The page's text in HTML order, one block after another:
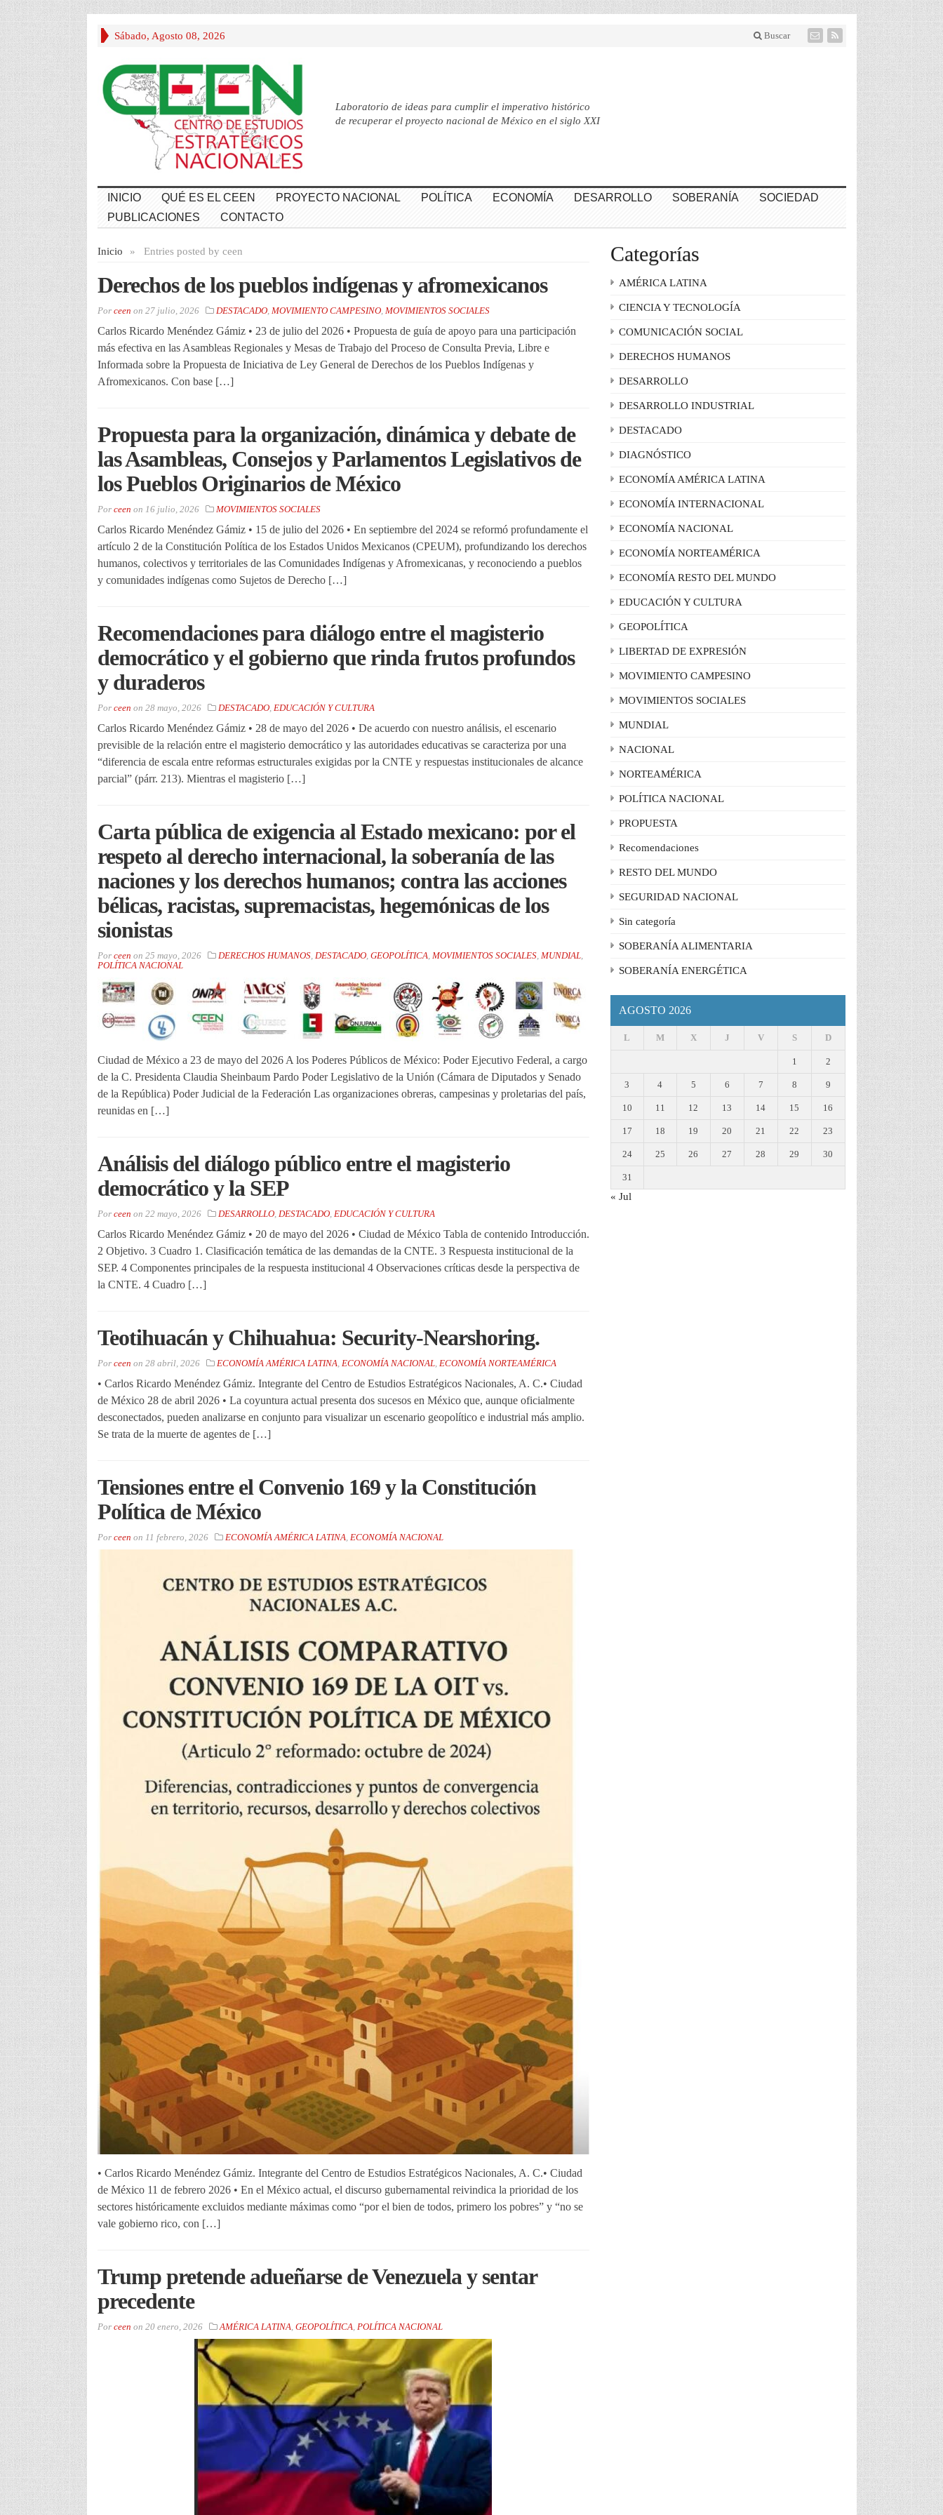
Sábado, Agosto 08, 2026 Buscar
Laboratorio de ideas para cumplir el imperativo histórico
de recuperar el proyecto nacional de México en el siglo XXI
INICIO QUÉ ES EL CEEN PROYECTO NACIONAL POLÍTICA ECONOMÍA DESARROLLO SOBERANÍA
SOCIEDAD
PUBLICACIONES
CONTACTO
Inicio » Entries posted by ceen
Derechos de los pueblos indígenas y afromexicanos
Por ceen on 27 julio, 2026 DESTACADO, MOVIMIENTO CAMPESINO, MOVIMIENTOS SOCIALES
Carlos Ricardo Menéndez Gámiz • 23 de julio del 2026 • Propuesta de guía de apoyo para una participación
más efectiva en las Asambleas Regionales y Mesas de Trabajo del Proceso de Consulta Previa, Libre e
Informada sobre la Propuesta de Iniciativa de Ley General de Derechos de los Pueblos Indígenas y
Afromexicanos. Con base […]
Propuesta para la organización, dinámica y debate de
las Asambleas, Consejos y Parlamentos Legislativos de
los Pueblos Originarios de México
Por ceen on 16 julio, 2026 MOVIMIENTOS SOCIALES
Carlos Ricardo Menéndez Gámiz • 15 de julio del 2026 • En septiembre del 2024 se reformó profundamente el
artículo 2 de la Constitución Política de los Estados Unidos Mexicanos (CPEUM), profundizando los derechos
humanos, colectivos y territoriales de las Comunidades Indígenas y Afromexicanas, y reconociendo a pueblos
y comunidades indígenas como Sujetos de Derecho […]
Recomendaciones para diálogo entre el magisterio
democrático y el gobierno que rinda frutos profundos
y duraderos
Por ceen on 28 mayo, 2026 DESTACADO, EDUCACIÓN Y CULTURA
Carlos Ricardo Menéndez Gámiz • 28 de mayo del 2026 • De acuerdo con nuestro análisis, el escenario
previsible de la relación entre el magisterio democrático y las autoridades educativas se caracteriza por una
“diferencia de escala entre reformas estructurales exigidas por la CNTE y respuestas institucionales de alcance
parcial” (párr. 213). Mientras el magisterio […]
Carta pública de exigencia al Estado mexicano: por el
respeto al derecho internacional, la soberanía de las
naciones y los derechos humanos; contra las acciones
bélicas, racistas, supremacistas, hegemónicas de los
sionistas
Por ceen on 25 mayo, 2026 DERECHOS HUMANOS, DESTACADO, GEOPOLÍTICA, MOVIMIENTOS SOCIALES, MUNDIAL,
POLÍTICA NACIONAL
Ciudad de México a 23 de mayo del 2026 A los Poderes Públicos de México: Poder Ejecutivo Federal, a cargo
de la C. Presidenta Claudia Sheinbaum Pardo Poder Legislativo de la Unión (Cámara de Diputados y Senado
de la República) Poder Judicial de la Federación Las organizaciones obreras, campesinas y proletarias del país,
reunidas en […]
Análisis del diálogo público entre el magisterio
democrático y la SEP
Por ceen on 22 mayo, 2026 DESARROLLO, DESTACADO, EDUCACIÓN Y CULTURA
Carlos Ricardo Menéndez Gámiz • 20 de mayo del 2026 • Ciudad de México Tabla de contenido Introducción.
2 Objetivo. 3 Cuadro 1. Clasificación temática de las demandas de la CNTE. 3 Respuesta institucional de la
SEP. 4 Componentes principales de la respuesta institucional 4 Observaciones críticas desde la perspectiva de
la CNTE. 4 Cuadro […]
Teotihuacán y Chihuahua: Security-Nearshoring.
Por ceen on 28 abril, 2026 ECONOMÍA AMÉRICA LATINA, ECONOMÍA NACIONAL, ECONOMÍA NORTEAMÉRICA
• Carlos Ricardo Menéndez Gámiz. Integrante del Centro de Estudios Estratégicos Nacionales, A. C.• Ciudad
de México 28 de abril 2026 • La coyuntura actual presenta dos sucesos en México que, aunque oficialmente
desconectados, pueden analizarse en conjunto para visualizar un escenario geopolítico e industrial más amplio.
Se trata de la muerte de agentes de […]
Tensiones entre el Convenio 169 y la Constitución
Política de México
Por ceen on 11 febrero, 2026 ECONOMÍA AMÉRICA LATINA, ECONOMÍA NACIONAL
• Carlos Ricardo Menéndez Gámiz. Integrante del Centro de Estudios Estratégicos Nacionales, A. C.• Ciudad
de México 11 de febrero 2026 • En el México actual, el discurso gubernamental reivindica la prioridad de los
sectores históricamente excluidos mediante máximas como “por el bien de todos, primero los pobres” y “no se
vale gobierno rico, con […]
Trump pretende adueñarse de Venezuela y sentar
precedente
Por ceen on 20 enero, 2026 AMÉRICA LATINA, GEOPOLÍTICA, POLÍTICA NACIONAL
Categorías
AMÉRICA LATINA
CIENCIA Y TECNOLOGÍA
COMUNICACIÓN SOCIAL
DERECHOS HUMANOS
DESARROLLO
DESARROLLO INDUSTRIAL
DESTACADO
DIAGNÓSTICO
ECONOMÍA AMÉRICA LATINA
ECONOMÍA INTERNACIONAL
ECONOMÍA NACIONAL
ECONOMÍA NORTEAMÉRICA
ECONOMÍA RESTO DEL MUNDO
EDUCACIÓN Y CULTURA
GEOPOLÍTICA
LIBERTAD DE EXPRESIÓN
MOVIMIENTO CAMPESINO
MOVIMIENTOS SOCIALES
MUNDIAL
NACIONAL
NORTEAMÉRICA
POLÍTICA NACIONAL
PROPUESTA
Recomendaciones
RESTO DEL MUNDO
SEGURIDAD NACIONAL
Sin categoría
SOBERANÍA ALIMENTARIA
SOBERANÍA ENERGÉTICA
AGOSTO 2026
L M X J V S D
1 2
3 4 5 6 7 8 9
10 11 12 13 14 15 16
17 18 19 20 21 22 23
24 25 26 27 28 29 30
31
« Jul